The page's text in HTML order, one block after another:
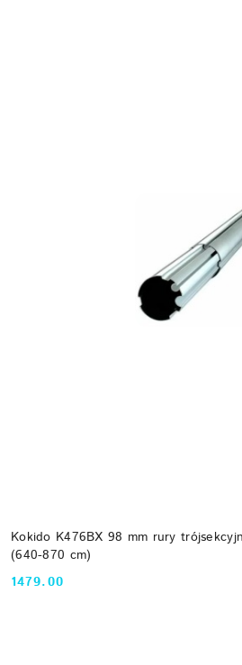
Kokido K476BX 98 mm rury
(640-870 cm)
Cena:
1479.00